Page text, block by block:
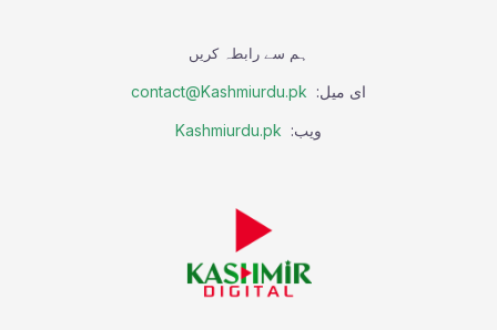
ہم سے رابطہ کریں
ای میل: contact@Kashmiurdu.pk
ویب: Kashmiurdu.pk